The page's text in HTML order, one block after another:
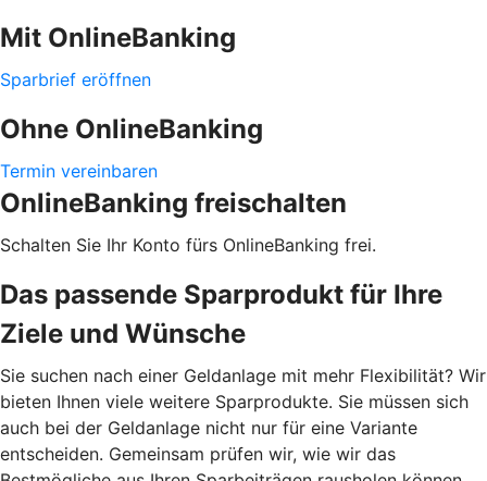
Mit OnlineBanking
Sparbrief eröffnen
Ohne OnlineBanking
Termin vereinbaren
OnlineBanking freischalten
Schalten Sie Ihr Konto fürs OnlineBanking frei.
Das passende Sparprodukt für Ihre
Ziele und Wünsche
Sie suchen nach einer Geldanlage mit mehr Flexibilität? Wir
bieten Ihnen viele weitere Sparprodukte. Sie müssen sich
auch bei der Geldanlage nicht nur für eine Variante
entscheiden. Gemeinsam prüfen wir, wie wir das